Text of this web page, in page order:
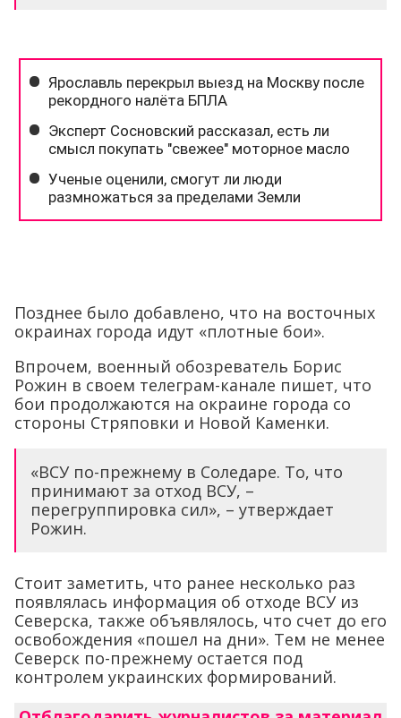
Позднее было добавлено, что на восточных
окраинах города идут «плотные бои».
Впрочем, военный обозреватель Борис
Рожин в своем телеграм-канале пишет, что
бои продолжаются на окраине города со
стороны Стряповки и Новой Каменки.
«ВСУ по-прежнему в Соледаре. То, что
принимают за отход ВСУ, –
перегруппировка сил», – утверждает
Рожин.
Стоит заметить, что ранее несколько раз
появлялась информация об отходе ВСУ из
Северска, также объявлялось, что счет до его
освобождения «пошел на дни». Тем не менее
Северск по-прежнему остается под
контролем украинских формирований.